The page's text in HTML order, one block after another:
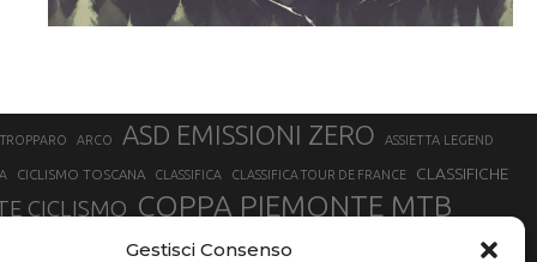
Gestisci Consenso
ARCO ASD EMISSIONI ZERO ASSIETTA LEGEND
CICLISMO TOSCANA CLASSIFICA CLASSIFICA TOUR DE FRANCE CLASSIFICHE
CICLISMO COPPA PIEMONTE MTB
FABIO ARU FIAB FINALE LIGURE